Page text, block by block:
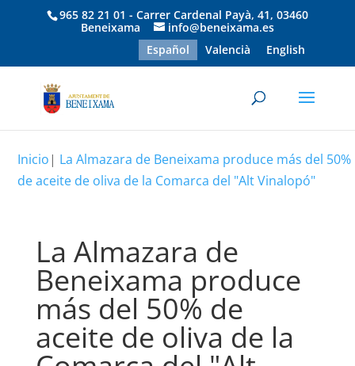
965 82 21 01 - Carrer Cardenal Payà, 41, 03460
Beneixama
info@beneixama.es
Español
Valencià English
Inicio| La Almazara de Beneixama produce más del 50%
de aceite de oliva de la Comarca del "Alt Vinalopó"
La Almazara de
Beneixama produce
más del 50% de
aceite de oliva de la